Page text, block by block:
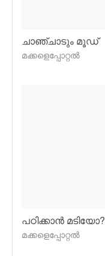
ചാഞ്ചാടും മൂഡ്
മക്കളെപ്പോറ്റല്‍
പഠിക്കാന്‍ മടിയോ?
മക്കളെപ്പോറ്റല്‍